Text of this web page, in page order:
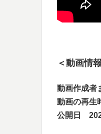
＜動画情
動画作成者
動画の再
公開日